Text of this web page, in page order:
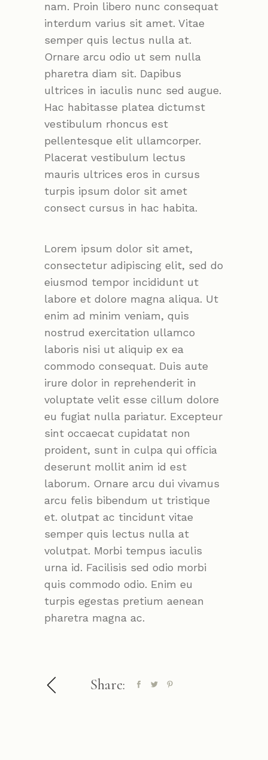
nam. Proin libero nunc consequat
interdum varius sit amet. Vitae
semper quis lectus nulla at.
Ornare arcu odio ut sem nulla
pharetra diam sit. Dapibus
ultrices in iaculis nunc sed augue.
Hac habitasse platea dictumst
vestibulum rhoncus est
pellentesque elit ullamcorper.
Placerat vestibulum lectus
mauris ultrices eros in cursus
turpis ipsum dolor sit amet
consect cursus in hac habita.
Lorem ipsum dolor sit amet,
consectetur adipiscing elit, sed do
eiusmod tempor incididunt ut
labore et dolore magna aliqua. Ut
enim ad minim veniam, quis
nostrud exercitation ullamco
laboris nisi ut aliquip ex ea
commodo consequat. Duis aute
irure dolor in reprehenderit in
voluptate velit esse cillum dolore
eu fugiat nulla pariatur. Excepteur
sint occaecat cupidatat non
proident, sunt in culpa qui officia
deserunt mollit anim id est
laborum. Ornare arcu dui vivamus
arcu felis bibendum ut tristique
et. olutpat ac tincidunt vitae
semper quis lectus nulla at
volutpat. Morbi tempus iaculis
urna id. Facilisis sed odio morbi
quis commodo odio. Enim eu
turpis egestas pretium aenean
pharetra magna ac.
Share: